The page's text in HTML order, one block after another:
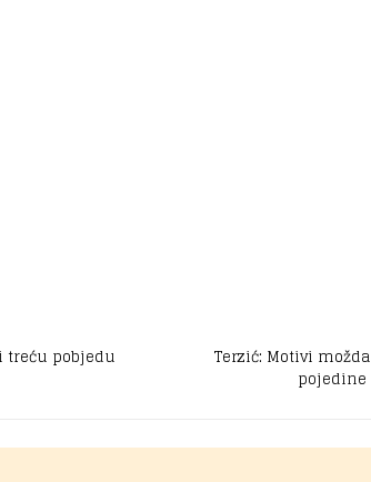
treću pobjedu
Terzić: Motivi